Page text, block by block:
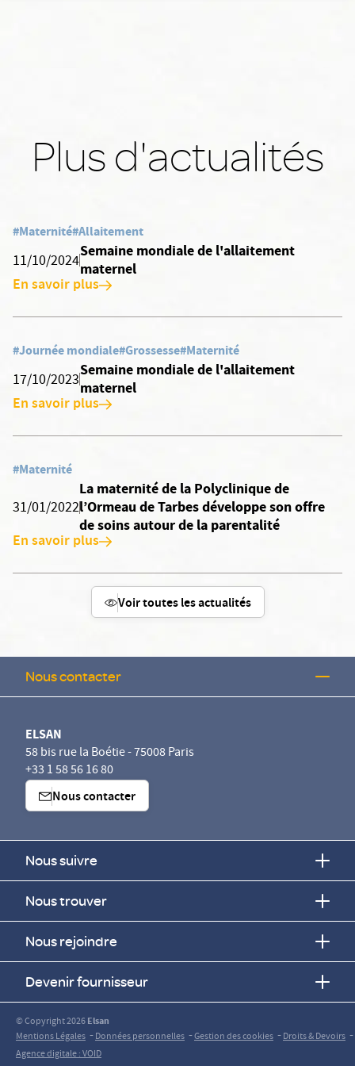
Plus d'actualités
#Maternité#Allaitement
11/10/2024
Semaine mondiale de l'allaitement
maternel
En savoir plus
#Journée mondiale#Grossesse#Maternité
17/10/2023
Semaine mondiale de l'allaitement
maternel
En savoir plus
#Maternité
31/01/2022
La maternité de la Polyclinique de
l’Ormeau de Tarbes développe son offre
de soins autour de la parentalité
En savoir plus
Voir toutes les actualités
Nous contacter
ELSAN
58 bis rue la Boétie - 75008 Paris
+33 1 58 56 16 80
Nous contacter
Nous suivre
Nous trouver
Nous rejoindre
Devenir fournisseur
© Copyright 2026Elsan
Mentions Légales -Données personnelles -Gestion des cookies -Droits & Devoirs -
Agence digitale : VOID